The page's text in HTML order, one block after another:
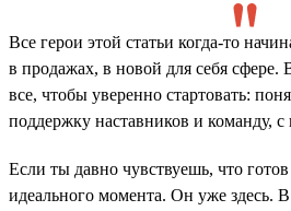
Все герои этой статьи когда-то
в продажах, в новой для себя
все, чтобы уверенно стартовать:
поддержку наставников и команду, с
Если ты давно чувствуешь, что
идеального момента. Он уже здесь.